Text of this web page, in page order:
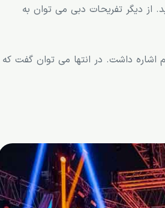
از دیگر تفریحات دبی می توان به
داشت. در انتها می توان گفت که